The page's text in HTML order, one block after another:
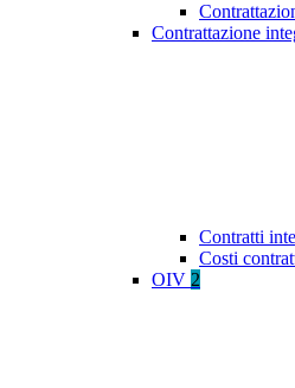
Contrattazione
Contratti
Costi
OIV 2